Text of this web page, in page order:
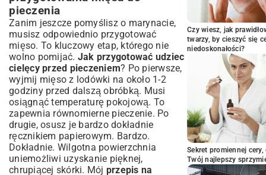
pieczenia
Zanim jeszcze pomyślisz o marynacie,
musisz odpowiednio przygotować
mięso. To kluczowy etap, którego nie
wolno pomijać. Jak przygotować udziec
cielęcy przed pieczeniem? Po pierwsze,
wyjmij mięso z lodówki na około 1-2
godziny przed dalszą obróbką. Musi
osiągnąć temperaturę pokojową. To
zapewnia równomierne pieczenie. Po
drugie, osusz je bardzo dokładnie
ręcznikiem papierowym. Bardzo.
Dokładnie. Wilgotna powierzchnia
uniemożliwi uzyskanie pięknej,
chrupiącej skórki. Mój przepis na
Czy wiesz, jak
twarzy, by cieszyć się
niedoskonałości?
Sekret promiennej
Twój najlepszy